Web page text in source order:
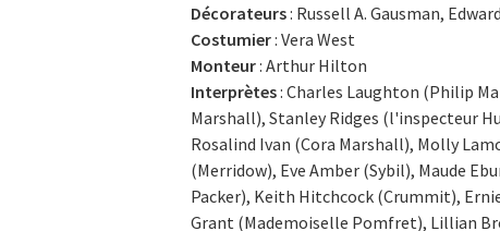
Décorateurs: Russell A. Gausman,
Costumier: Vera West
Monteur: Arthur Hilton
Interprètes: Charles Laughton (Philip
Marshall), Stanley Ridges (l'inspecteur
Rosalind Ivan (Cora Marshall), Molly
(Merridow), Eve Amber (Sybil), Maude
Packer), Keith Hitchcock (Crummit),
Grant (Mademoiselle Pomfret), Lillian